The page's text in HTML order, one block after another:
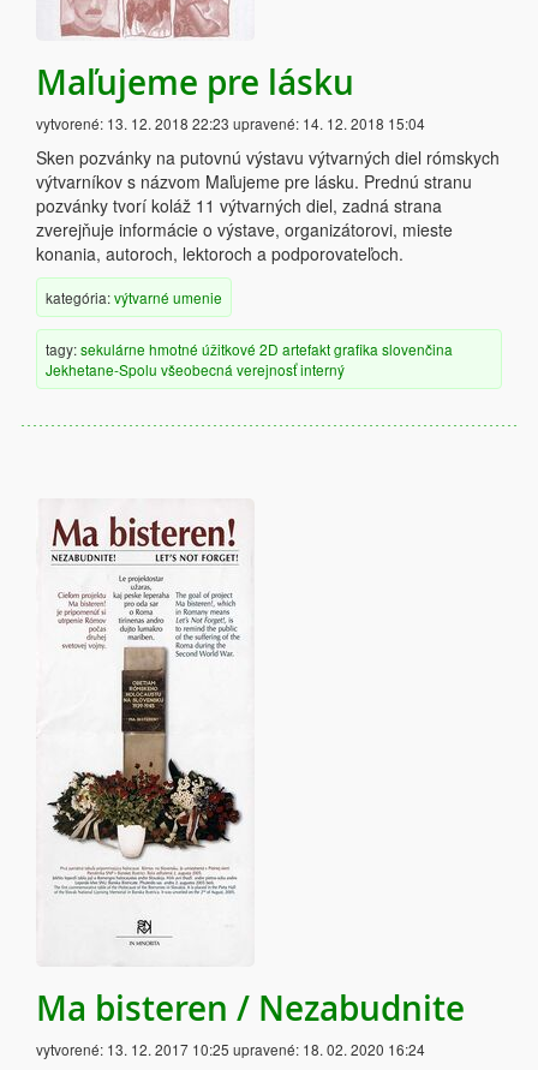
Maľujeme pre lásku
vytvorené: 13. 12. 2018 22:23 upravené: 14. 12. 2018 15:04
Sken pozvánky na putovnú výstavu výtvarných diel rómskych
výtvarníkov s názvom Maľujeme pre lásku. Prednú stranu
pozvánky tvorí koláž 11 výtvarných diel, zadná strana
zverejňuje informácie o výstave, organizátorovi, mieste
konania, autoroch, lektoroch a podporovateľoch.
kategória:výtvarné umenie
tagy:sekulárne hmotné úžitkové 2D artefaktgrafika slovenčina
Jekhetane-Spolu všeobecná verejnosťinterný
Ma bisteren / Nezabudnite
vytvorené: 13. 12. 2017 10:25 upravené: 18. 02. 2020 16:24